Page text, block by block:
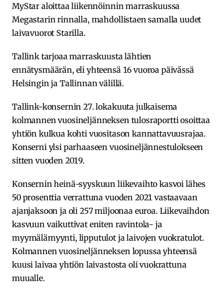
MyStar aloittaa liikennöinnin marraskuussa
Megastarin rinnalla, mahdollistaen samalla uudet
laivavuorot Starilla.
Tallink tarjoaa marraskuusta lähtien
ennätysmäärän, eli yhteensä 16 vuoroa päivässä
Helsingin ja Tallinnan välillä.
Tallink-konsernin 27. lokakuuta julkaisema
kolmannen vuosineljänneksen tulosraportti osoittaa
yhtiön kulkua kohti vuositason kannattavuusrajaa.
Konserni ylsi parhaaseen vuosineljännestulokseen
sitten vuoden 2019.
Konsernin heinä-syyskuun liikevaihto kasvoi lähes
50 prosenttia verrattuna vuoden 2021 vastaavaan
ajanjaksoon ja oli 257 miljoonaa euroa. Liikevaihdon
kasvuun vaikuttivat eniten ravintola- ja
myymälämyynti, lipputulot ja laivojen vuokratulot.
Kolmannen vuosineljänneksen lopussa yhteensä
kuusi laivaa yhtiön laivastosta oli vuokrattuna
muualle.